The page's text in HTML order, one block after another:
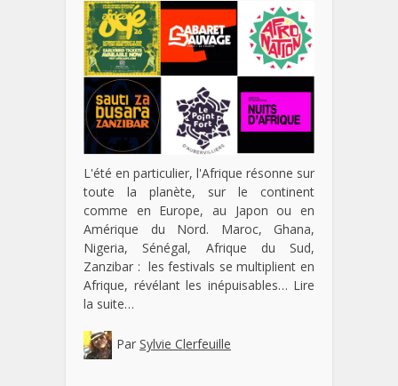
L'été en particulier, l'Afrique résonne sur
toute la planète, sur le continent
comme en Europe, au Japon ou en
Amérique du Nord. Maroc, Ghana,
Nigeria, Sénégal, Afrique du Sud,
Zanzibar : les festivals se multiplient en
Afrique, révélant les inépuisables… Lire
la suite…
Par Sylvie Clerfeuille